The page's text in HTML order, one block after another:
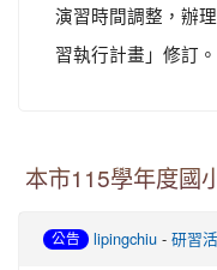
演習時間調整，辦
習執行計畫」修訂
本市115學年度國
公告 lipingchiu - 研習